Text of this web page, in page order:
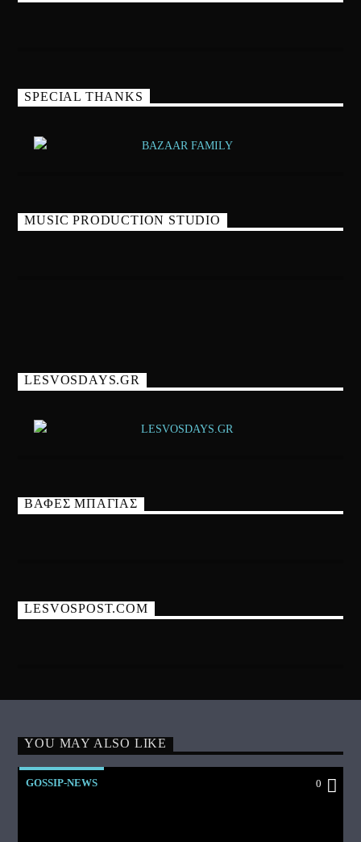
SPECIAL THANKS
MUSIC PRODUCTION STUDIO
LESVOSDAYS.GR
ΒΑΦΕΣ ΜΠΑΓΙΑΣ
LESVOSPOST.COM
YOU MAY ALSO LIKE
GOSSIP-NEWS 0